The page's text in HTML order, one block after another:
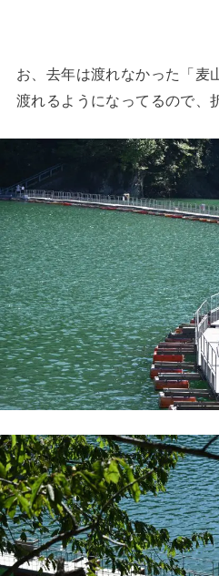
お、去年は渡れなかった「麦
渡れるようになってるので、